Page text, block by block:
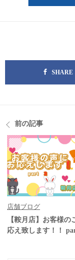
SHARE
前の記事
店舗ブログ
【鞍月店】お客様の
応え致します！！